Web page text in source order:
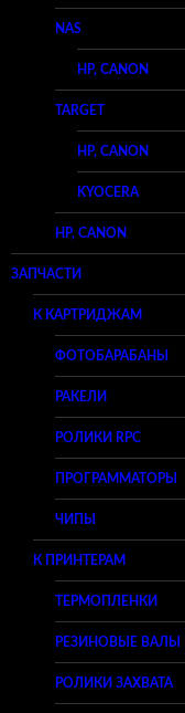
NAS
HP, CANON
TARGET
HP, CANON
KYOCERA
HP, CANON
ЗАПЧАСТИ
К КАРТРИДЖАМ
ФОТОБАРАБАНЫ
РАКЕЛИ
РОЛИКИ RPC
ПРОГРАММАТОРЫ
ЧИПЫ
К ПРИНТЕРАМ
ТЕРМОПЛЕНКИ
РЕЗИНОВЫЕ ВАЛЫ
РОЛИКИ ЗАХВАТА